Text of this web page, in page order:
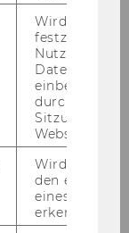
(geb. 1941),
der
Vizerektor
neue
Wien
KR GD
Wird gesetzt,
festzustellen,
Nutzer in die
einbezogen
durch das
Sitzungslimit
Website
Wird
den ersten
eines
erkennen.